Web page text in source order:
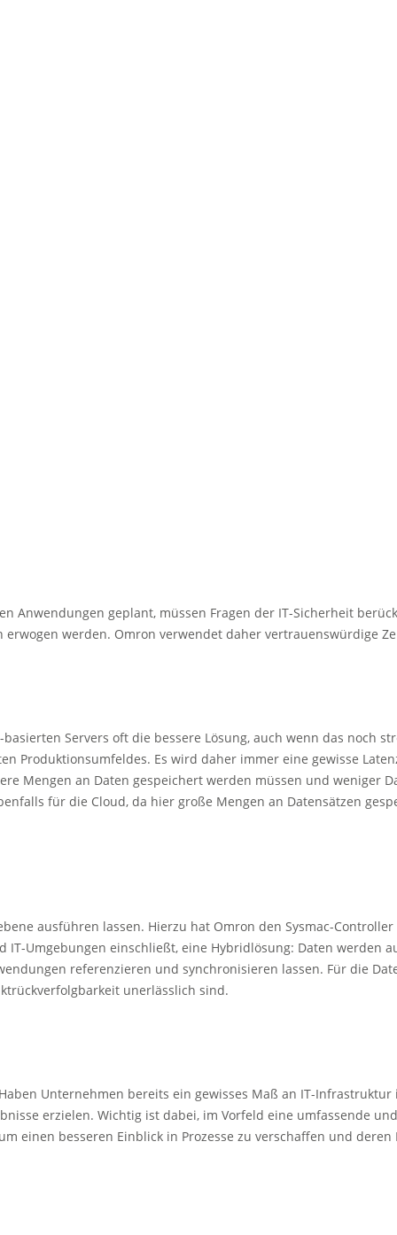
geplant, müssen Fragen der IT-Sicherheit
werden. Omron verwendet daher vertrauenswürdige
Servers oft die bessere Lösung, auch wenn das
Es wird daher immer eine gewisse
Mengen an Daten gespeichert werden müssen und
für die Cloud, da hier große Mengen an Datensätzen
ausführen lassen. Hierzu hat Omron den Sysmac-
einschließt, eine Hybridlösung: Daten
referenzieren und synchronisieren lassen. Für die
unerlässlich sind.
Unternehmen bereits ein gewisses Maß an IT-
erzielen. Wichtig ist dabei, im Vorfeld eine
einen besseren Einblick in Prozesse zu verschaffen und deren